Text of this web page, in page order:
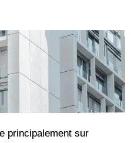
principalement sur